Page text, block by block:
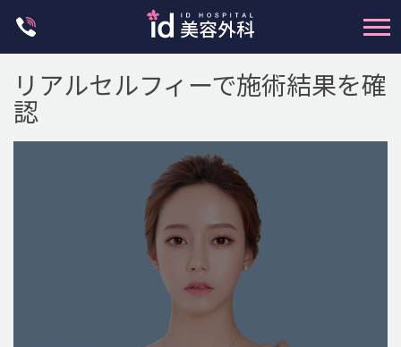
リアルセルフィーで施術結果を確
認